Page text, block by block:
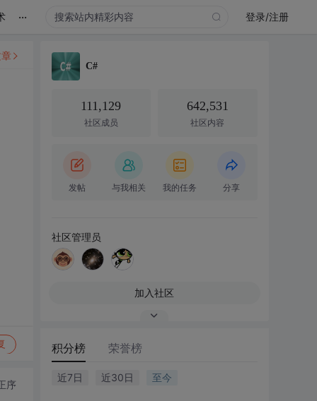
... 登录/注册
序
C#
111,129
社区成员
642,531
社区内容
发帖 与我相关 我的任务 分享
社区管理员
加入社区
积分榜 荣誉榜
近7日 近30日 至今